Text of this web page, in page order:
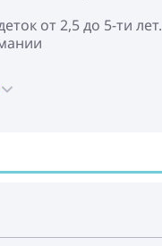
от 2,5 до 5-ти лет.